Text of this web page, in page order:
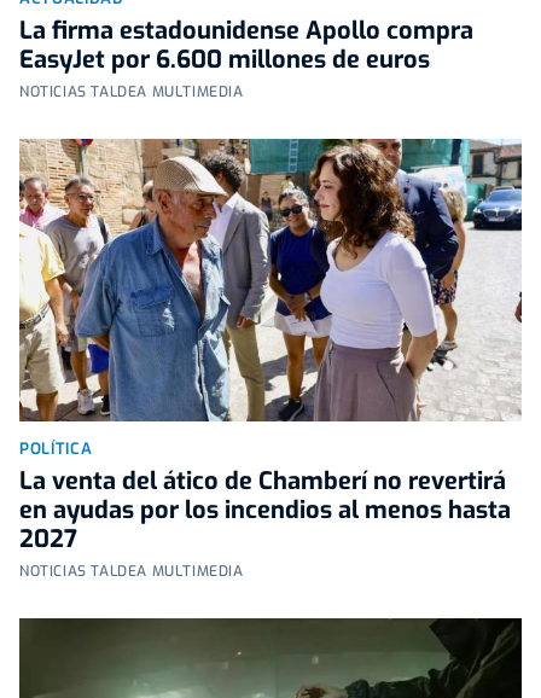
La firma estadounidense Apollo compra
EasyJet por 6.600 millones de euros
NOTICIAS TALDEA MULTIMEDIA
POLÍTICA
La venta del ático de Chamberí no revertirá
en ayudas por los incendios al menos hasta
2027
NOTICIAS TALDEA MULTIMEDIA